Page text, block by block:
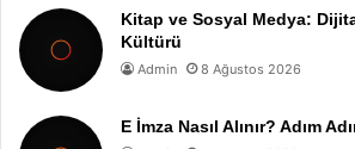
Kitap ve Sosyal Medya:
Kültürü
Admin 8 Ağustos 2026
E İmza Nasıl Alınır? Adım